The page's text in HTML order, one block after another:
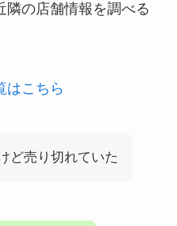
隣の店舗情報を調べる
はこちら
ど売り切れていた